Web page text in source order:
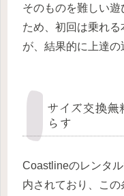
そのものを難しい
ため、初回は乗れる
が、結果的に上達の
サイズ交換
らす
Coastlineのレンタ
内されており、こ